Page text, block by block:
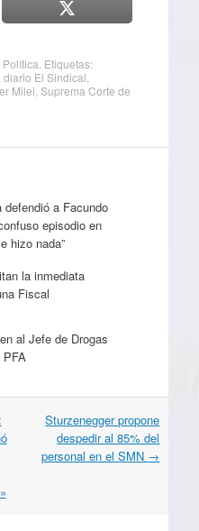
Política . Etiquetas:
diario El Sindical
Milei Suprema Corte de
defendió a Facundo
episodio en
hizo nada”
la inmediata
Fiscal
al Jefe de Drogas
Sturzenegger propone
despedir al 85% del
personal en el SMN →